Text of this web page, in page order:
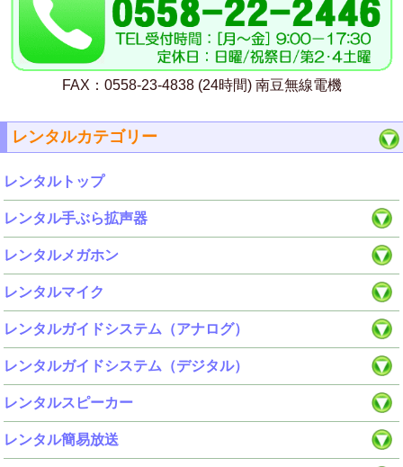
FAX：0558-23-4838 (24時間) 南豆無線電機
レンタルカテゴリー
レンタルトップ
レンタル手ぶら拡声器
レンタルメガホン
レンタルマイク
レンタルガイドシステム（アナログ）
レンタルガイドシステム（デジタル）
レンタルスピーカー
レンタル簡易放送